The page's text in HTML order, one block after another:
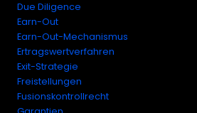
Due Diligence
Earn-Out
Earn-Out-Mechanismus
Ertragswertverfahren
Exit-Strategie
Freistellungen
Fusionskontrollrecht